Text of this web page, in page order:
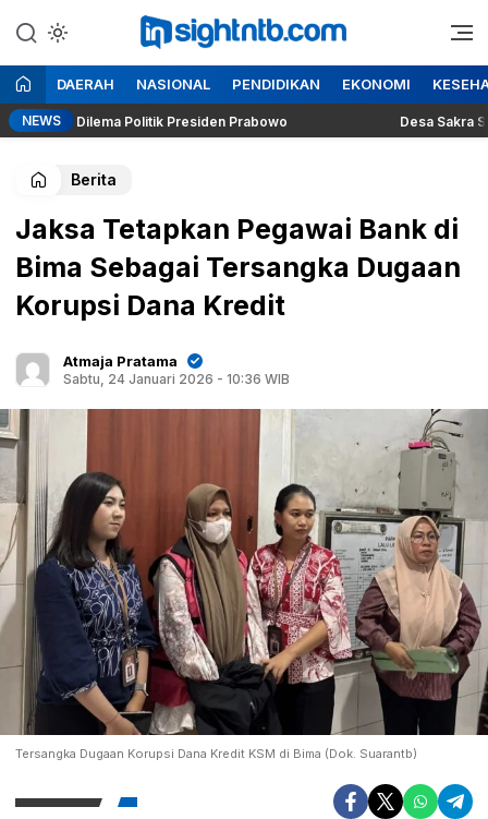
ke
konten
Insight NTB
Berita Seputar NTB
DAERAH NASIONAL PENDIDIKAN EKONOMI
NEWS
Dilema Politik Presiden Prabowo Desa Sakra
Berita
Jaksa Tetapkan Pegawai Bank di
Bima Sebagai Tersangka Dugaan
Korupsi Dana Kredit
Atmaja Pratama
Sabtu, 24 Januari 2026 - 10:36 WIB
Tersangka Dugaan Korupsi Dana Kredit KSM di Bima (Dok. Suarantb)